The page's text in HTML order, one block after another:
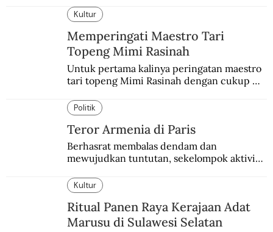
Kultur
Memperingati Maestro Tari
Topeng Mimi Rasinah
Untuk pertama kalinya peringatan maestro
tari topeng Mimi Rasinah dengan cukup
internasional.
Politik
Teror Armenia di Paris
Berhasrat membalas dendam dan
mewujudkan tuntutan, sekelompok aktivis
Paris.
Kultur
Ritual Panen Raya Kerajaan Adat
Marusu di Sulawesi Selatan